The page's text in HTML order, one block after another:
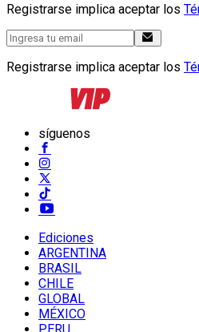
Registrarse implica aceptar los
Registrarse implica aceptar los
síguenos
Ediciones
ARGENTINA
BRASIL
CHILE
GLOBAL
MÉXICO